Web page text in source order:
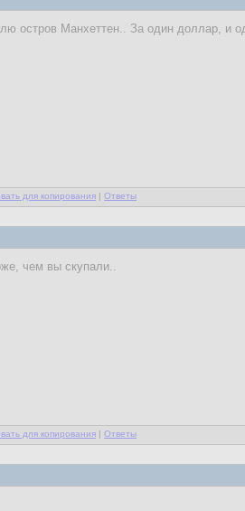
остров Манхеттен.. За один доллар, и
для копирования | Ответы
чем вы скупали..
для копирования | Ответы